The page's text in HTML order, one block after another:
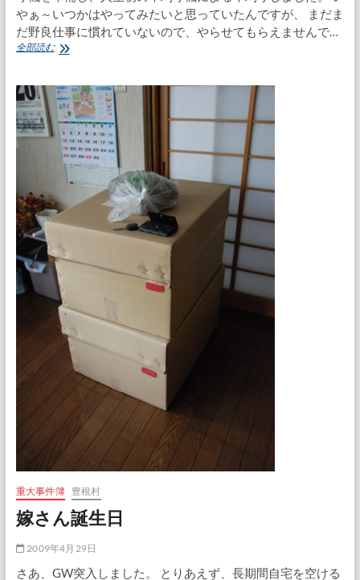
やぁ～いつかはやってみたいと思っていたんですが、 まだま
だ野良仕事に慣れていないので、やらせてもらえませんで…
全部読む野
事
日
和
重大事件簿 豊根村
嫁さん誕生日
2009年4月29日
さあ、GW突入しました。 とりあえず、長期間自宅を空ける